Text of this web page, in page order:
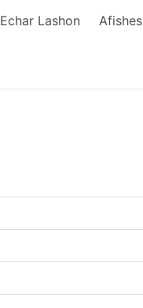
Echar Lashon Afishes